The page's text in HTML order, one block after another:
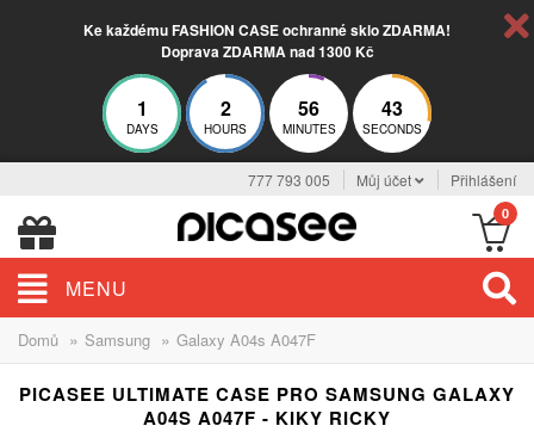
Ke každému FASHION CASE ochranné sklo ZDARMA!
Doprava ZDARMA nad 1300 Kč
1
DAYS
2
HOURS
56
MINUTES
42
SECONDS
777 793 005 Můj účet Přihlášení
0
MENU
Domů » Samsung » Galaxy A04s A047F
PICASEE ULTIMATE CASE PRO SAMSUNG GALAXY
A04S A047F - KIKY RICKY